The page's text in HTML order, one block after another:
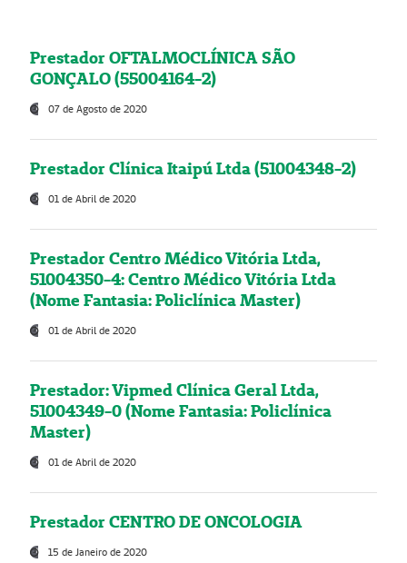
Prestador OFTALMOCLÍNICA SÃO
GONÇALO (55004164-2)
07 de Agosto de 2020
Prestador Clínica Itaipú Ltda (51004348-2)
01 de Abril de 2020
Prestador Centro Médico Vitória Ltda,
51004350-4: Centro Médico Vitória Ltda
(Nome Fantasia: Policlínica Master)
01 de Abril de 2020
Prestador: Vipmed Clínica Geral Ltda,
51004349-0 (Nome Fantasia: Policlínica
Master)
01 de Abril de 2020
Prestador CENTRO DE ONCOLOGIA
15 de Janeiro de 2020